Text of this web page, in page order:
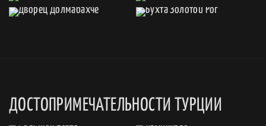
ДОСТОПРИМЕЧАТЕЛЬНОСТИ ТУРЦИИ